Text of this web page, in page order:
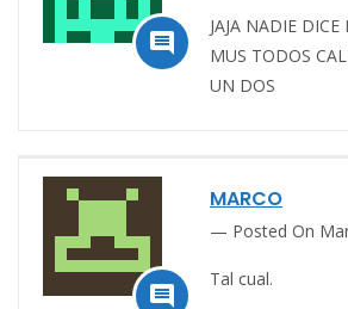

JAJA NADIE DICE
MUS TODOS
UN DOS

MARCO
Posted On
Tal cual.